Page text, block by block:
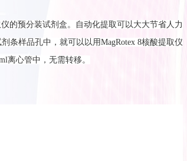
的预分装试剂盒。自动化提取可以大大节省人力
剂条样品孔中，就可以以用MagRotex 8核酸提取仪
离心管中，无需转移。